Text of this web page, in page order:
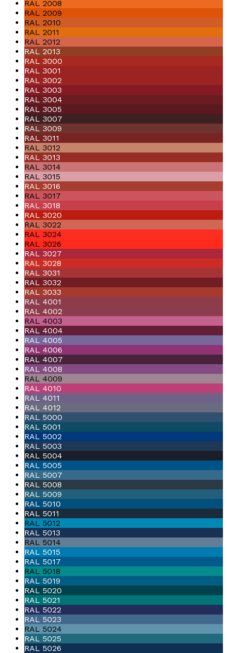
RAL 2008
RAL 2009
RAL 2010
RAL 2011
RAL 2012
RAL 2013
RAL 3000
RAL 3001
RAL 3002
RAL 3003
RAL 3004
RAL 3005
RAL 3007
RAL 3009
RAL 3011
RAL 3012
RAL 3013
RAL 3014
RAL 3015
RAL 3016
RAL 3017
RAL 3018
RAL 3020
RAL 3022
RAL 3024
RAL 3026
RAL 3027
RAL 3028
RAL 3031
RAL 3032
RAL 3033
RAL 4001
RAL 4002
RAL 4003
RAL 4004
RAL 4005
RAL 4006
RAL 4007
RAL 4008
RAL 4009
RAL 4010
RAL 4011
RAL 4012
RAL 5000
RAL 5001
RAL 5002
RAL 5003
RAL 5004
RAL 5005
RAL 5007
RAL 5008
RAL 5009
RAL 5010
RAL 5011
RAL 5012
RAL 5013
RAL 5014
RAL 5015
RAL 5017
RAL 5018
RAL 5019
RAL 5020
RAL 5021
RAL 5022
RAL 5023
RAL 5024
RAL 5025
RAL 5026